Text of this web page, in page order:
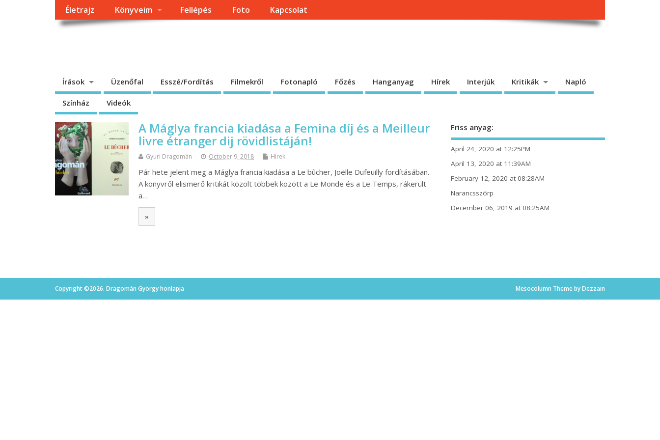
Életrajz Könyveim Fellépés Foto Kapcsolat
Írások Üzenőfal Esszé/Fordítás Filmekről Fotonapló Főzés Hanganyag Hírek Interjúk Kritikák Napló
Színház Videók
A Máglya francia kiadása a Femina díj és a Meilleur
livre étranger dij rövidlistáján!
Gyuri Dragomán October 9, 2018 Hírek
Pár hete jelent meg a Máglya francia kiadása a Le bûcher, Joëlle Dufeuilly fordításában.
A könyvről elismerő kritikát közölt többek között a Le Monde és a Le Temps, rákerült
a…
»
Friss anyag:
April 24, 2020 at 12:25PM
April 13, 2020 at 11:39AM
February 12, 2020 at 08:28AM
Narancsszörp
December 06, 2019 at 08:25AM
Copyright ©2026. Dragomán György honlapja Mesocolumn Theme by Dezzain